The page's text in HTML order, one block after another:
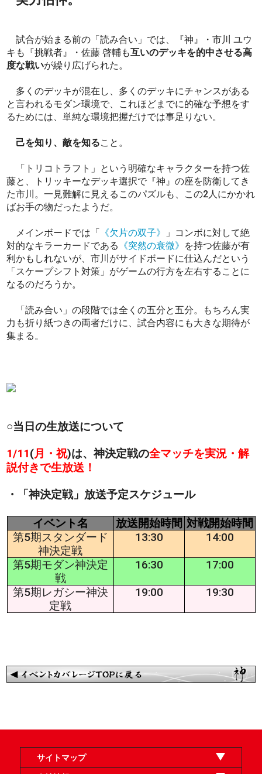
試合が始まる前の「読み合い」では、『神』・市川 ユウ
キも『挑戦者』・佐藤 啓輔も互いのデッキを的中させる高
度な戦いが繰り広げられた。
多くのデッキが混在し、多くのデッキにチャンスがある
と言われるモダン環境で、これほどまでに的確な予想をす
るためには、単純な環境把握だけでは事足りない。
己を知り、敵を知ること。
「トリコトラフト」という明確なキャラクターを持つ佐
藤と、トリッキーなデッキ選択で『神』の座を防衛してき
た市川。一見難解に見えるこのパズルも、この2人にかかれ
ばお手の物だったようだ。
メインボードでは「 《欠片の双子》
」コンボに対して絶
対的なキラーカードである 《突然の衰微》 を持つ佐藤が有
利かもしれないが、市川がサイドボードに仕込んだという
「スケープシフト対策」がゲームの行方を左右することに
なるのだろうか。
「読み合い」の段階では全くの五分と五分。もちろん実
力も折り紙つきの両者だけに、試合内容にも大きな期待が
集まる。
○当日の生放送について
1/11(月・祝)は、神決定戦の全マッチを実況・解
説付きで生放送！
・「神決定戦」放送予定スケジュール
イベント名 放送開始時間 対戦開始時間
第5期スタンダード
神決定戦
13:30 14:00
第5期モダン神決定
戦
16:30 17:00
第5期レガシー神決
定戦
19:00 19:30
サイトマップ